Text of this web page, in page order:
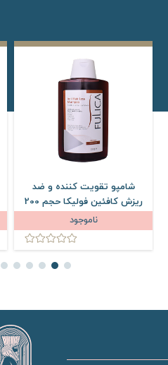
شامپو تقویت کننده و ضد
ریزش کافئین فولیکا حجم 200
میلی لیتر
ناموجود